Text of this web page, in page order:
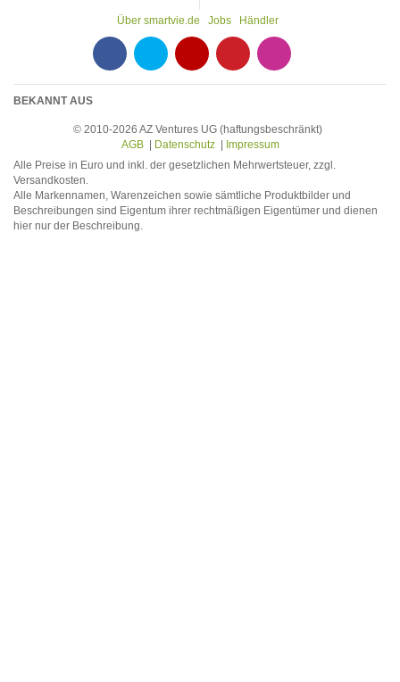
Über smartvie.de Jobs Händler
BEKANNT AUS
© 2010-2026 AZ Ventures UG (haftungsbeschränkt)
AGB| Datenschutz|
Impressum
Alle Preise in Euro und inkl. der gesetzlichen Mehrwertsteuer, zzgl.
Versandkosten.
Alle Markennamen, Warenzeichen sowie sämtliche Produktbilder und
Beschreibungen sind Eigentum ihrer rechtmäßigen Eigentümer und dienen
hier nur der Beschreibung.